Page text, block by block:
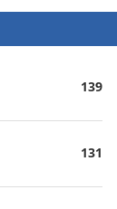
139
131